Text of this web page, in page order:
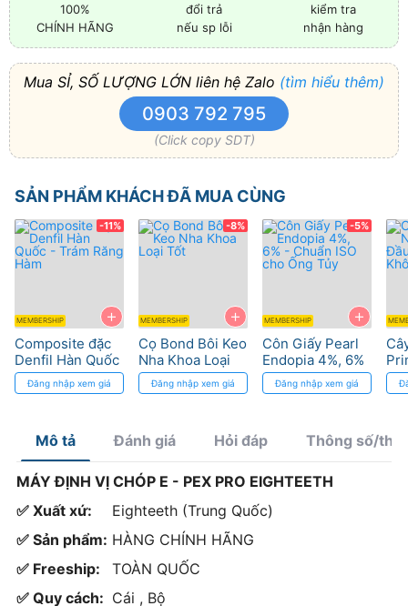
100%
CHÍNH HÃNG
đổi trả
nếu sp lỗi
kiểm tra
nhận hàng
Mua SỈ, SỐ LƯỢNG LỚN liên hệ Zalo (tìm hiểu thêm)
0903 792 795
(Click copy SDT)
SẢN PHẨM KHÁCH ĐÃ MUA CÙNG
+
-11%
MEMBERSHIP
Composite đặc
Denfil Hàn Quốc
- Trám Răng
Hàm
Đăng nhập xem giá
+
-8%
MEMBERSHIP
Cọ Bond Bôi Keo
Nha Khoa Loại
TốtĐăng nhập xem giá
+
-5%
MEMBERSHIP
Côn Giấy Pearl
Endopia 4%, 6%
- Chuẩn ISO cho
Ống Tủy
Đăng nhập xem giá
Dò
Gỉ
Mô tả Đánh giá Hỏi đáp Thông số/
MÁY ĐỊNH VỊ CHÓP E - PEX PRO EIGHTEETH
✅ Xuất xứ:
Eighteeth (Trung Quốc)
✅ Sản phẩm: HÀNG CHÍNH HÃNG
✅ Freeship:
TOÀN QUỐC
✅ Quy cách: Cái , Bộ